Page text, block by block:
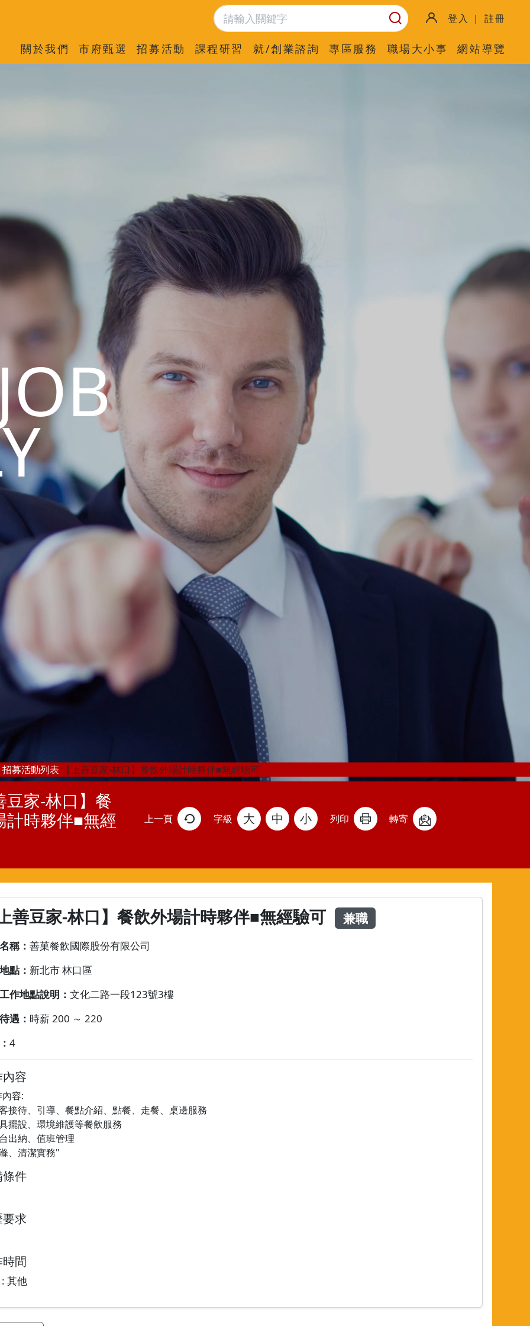
登入 | 註冊
關於我們 市府甄選 招募活動 課程研習 就/創業諮詢 專區服務 職場大小事 網站導覽
招募活動列表 【上善豆家-林口】餐飲外場計時夥伴■無經驗可
豆家-林口】餐
計時夥伴■無經
上一頁 字級 大 中 小 列印 轉寄
善豆家-林口】餐飲外場計時夥伴■無經驗可 兼職
稱：善菓餐飲國際股份有限公司
點： 新北市 林口區
作地點說明：文化二路一段123號3樓
遇： 時薪 200 ～ 220
4
容
容:
接待、引導、餐點介紹、點餐、走餐、桌邊服務
擺設、環境維護等餐飲服務
出納、值班管理
、清潔實務"
件
求
間
其他